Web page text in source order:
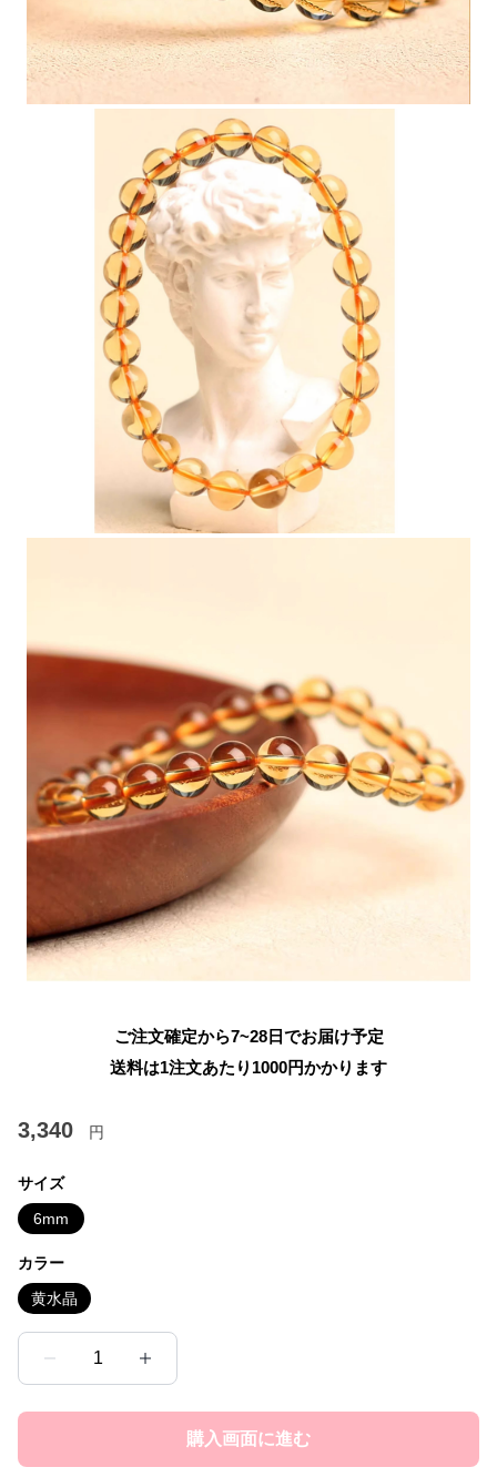
ご注文確定から7~28日でお届け予定
送料は1注文あたり 1000円かかります
3,340 円
サイズ
6mm
カラー
黄水晶
1
購入画面に進む